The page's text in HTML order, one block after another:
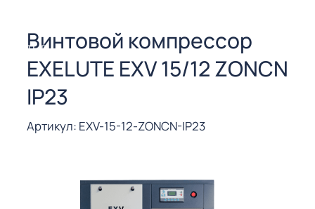
Винтовой компрессор
EXELUTE EXV 15/12 ZONCN
IP23
Артикул: EXV-15-12-ZONCN-IP23